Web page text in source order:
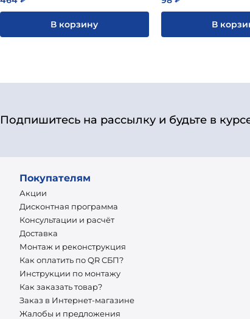
В корзину В
Подпишитесь на рассылку и будьте в
Покупателям
Акции
Дисконтная программа
Консультации и расчёт
Доставка
Монтаж и реконструкция
Как оплатить по QR СБП?
Инструкции по монтажу
Как заказать товар?
Заказ в Интернет-магазине
Жалобы и предложения